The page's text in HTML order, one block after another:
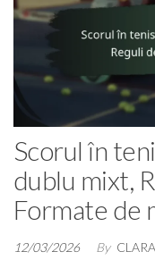
Scorul în
dublu mixt,
Formate de
12/03/2026 By